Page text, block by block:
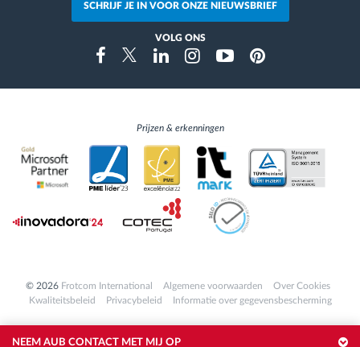
NEEM AUB CONTACT MET MIJ OP
SCHRIJF JE IN VOOR ONZE NIEUWSBRIEF
VOLG ONS
FacebookTwitterLinkedinInstragramYoutubePinterest
Prijzen & erkenningen
© 2026 Frotcom International Algemene voorwaarden
Over Cookies
Kwaliteitsbeleid
Privacybeleid Informatie over gegevensbescherming